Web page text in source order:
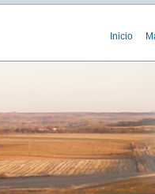
Inicio